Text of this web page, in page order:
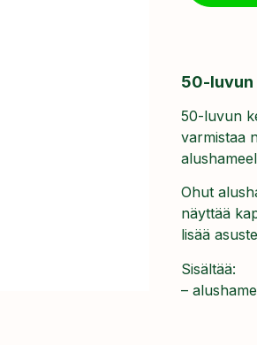
50-luvun
50-luvun
varmistaa
Ohut
näyttää
lisää
Sisältää:
–